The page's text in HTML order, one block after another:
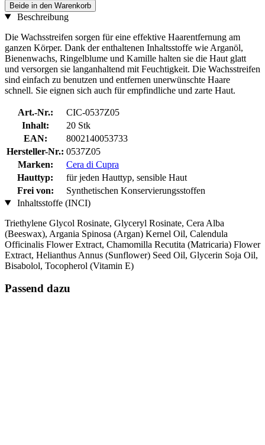
Beide in den Warenkorb
Beschreibung
Die Wachsstreifen sorgen für eine effektive Haarentfernung am
ganzen Körper. Dank der enthaltenen Inhaltsstoffe wie Arganöl,
Bienenwachs, Ringelblume und Kamille halten sie die Haut glatt
und versorgen sie langanhaltend mit Feuchtigkeit. Die Wachsstreifen
sind einfach zu benutzen und entfernen unerwünschte Haare
schnell. Sie eignen sich auch für empfindliche und zarte Haut.
Art.-Nr.:
CIC-0537Z05
Inhalt:
20 Stk
EAN:
8002140053733
Hersteller-Nr.: 0537Z05
Marken:
Cera di Cupra
Hauttyp:
für jeden Hauttyp, sensible Haut
Frei von:
Synthetischen Konservierungsstoffen
Inhaltsstoffe (INCI)
Triethylene Glycol Rosinate, Glyceryl Rosinate, Cera Alba
(Beeswax), Argania Spinosa (Argan) Kernel Oil, Calendula
Officinalis Flower Extract, Chamomilla Recutita (Matricaria) Flower
Extract, Helianthus Annus (Sunflower) Seed Oil, Glycerin Soja Oil,
Bisabolol, Tocopherol (Vitamin E)
Passend dazu